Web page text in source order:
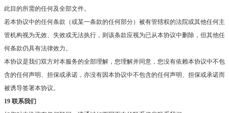
此目的所需的任何及全部文件。
若本协议中的任何条款（或某一条款的任何部分）被有管辖权的法院或其他任何主
管机构视为无效、失效或无法执行，则该条款应视为已从本协议中删除，但其他任
何条款仍具有法律效力。
本协议是我们双方对本服务的全部理解，您理解并同意，您没有依赖本协议中不包
含的任何声明、担保或承诺，亦没有因本协议中不包含的任何声明、担保或承诺而
被诱导签署本协议。
19 联系我们